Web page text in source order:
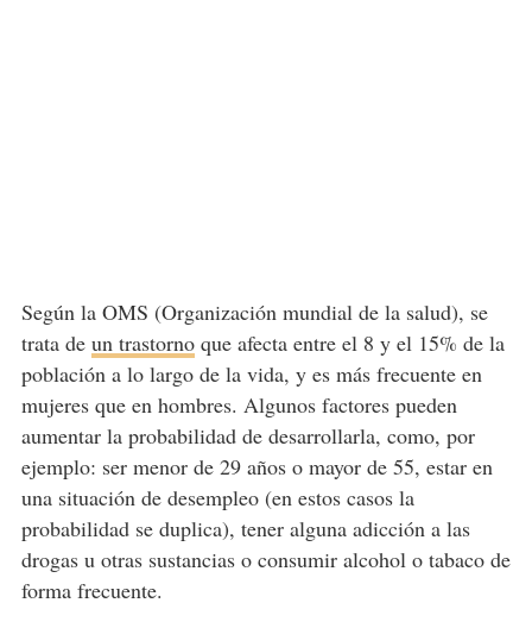
Según la OMS (Organización mundial de la salud), se
trata de un trastornoque afecta entre el 8 y el 15% de la
población a lo largo de la vida, y es más frecuente en
mujeres que en hombres. Algunos factores pueden
aumentar la probabilidad de desarrollarla, como, por
ejemplo: ser menor de 29 años o mayor de 55, estar en
una situación de desempleo (en estos casos la
probabilidad se duplica), tener alguna adicción a las
drogas u otras sustancias o consumir alcohol o tabaco de
forma frecuente.